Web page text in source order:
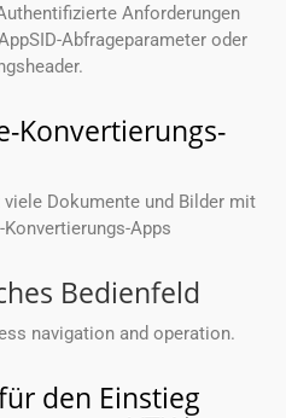
Anforderungen
Abfrageparameter oder
Konvertierungs-
Dokumente und Bilder mit
Apps
Bedienfeld
navigation and operation.
den Einstieg